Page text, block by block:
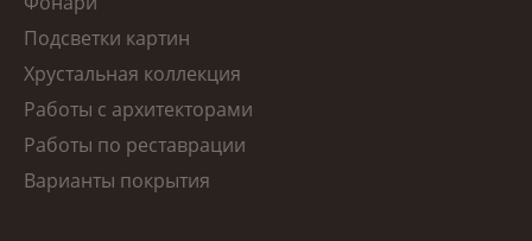
Подсветки картин
Хрустальная коллекция
Работы с архитекторами
Работы по реставрации
Варианты покрытия